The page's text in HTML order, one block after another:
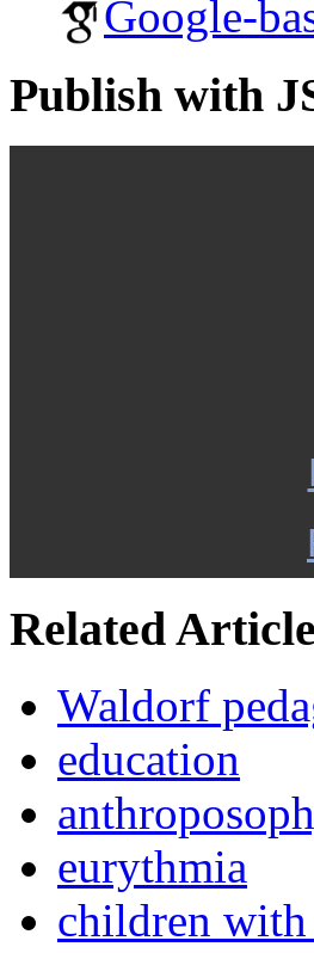
Google-
Publish with
Related
Waldorf
education
eurythmia
children with